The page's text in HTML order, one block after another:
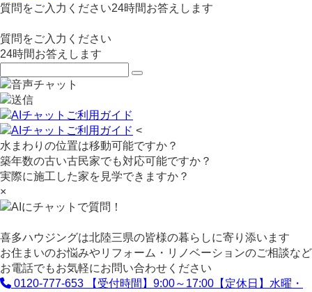
質問をご入力ください24時間お答えします
質問をご入力ください
24時間お答えします
<
水まわりの位置は移動可能ですか？
築年数の古い古民家でも対応可能ですか？
実際に施工した家を見学できますか？
×
喜多ハウジングは北陸三県の皆様の暮らしに寄り添います
お住まいのお悩みやリフォーム・リノベーションのご相談など
お電話でもお気軽にお問い合わせください
0120-777-653
【受付時間】9:00～17:00【定休日】水曜・